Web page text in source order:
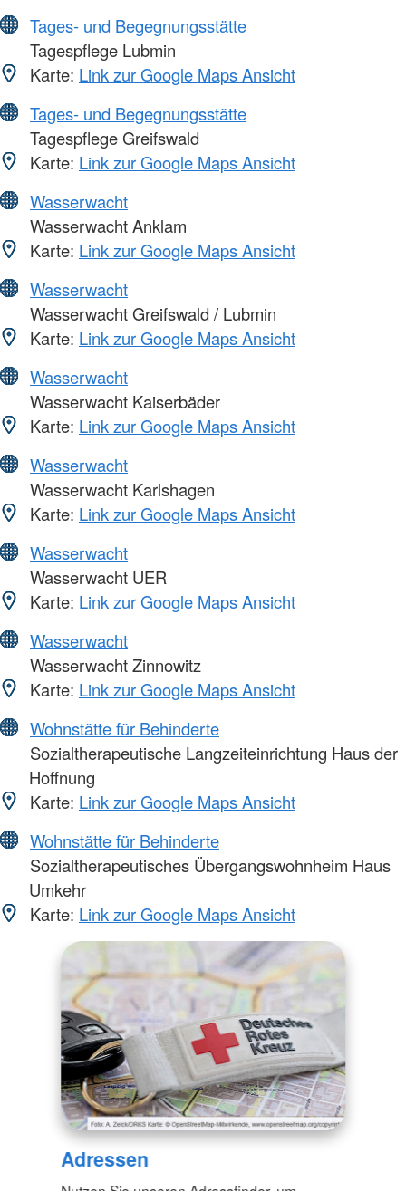
Tages- und Begegnungsstätte
Tagespflege Lubmin
Karte: Link zur Google Maps Ansicht
Tages- und Begegnungsstätte
Tagespflege Greifswald
Karte: Link zur Google Maps Ansicht
Wasserwacht
Wasserwacht Anklam
Karte: Link zur Google Maps Ansicht
Wasserwacht
Wasserwacht Greifswald / Lubmin
Karte: Link zur Google Maps Ansicht
Wasserwacht
Wasserwacht Kaiserbäder
Karte: Link zur Google Maps Ansicht
Wasserwacht
Wasserwacht Karlshagen
Karte: Link zur Google Maps Ansicht
Wasserwacht
Wasserwacht UER
Karte: Link zur Google Maps Ansicht
Wasserwacht
Wasserwacht Zinnowitz
Karte: Link zur Google Maps Ansicht
Wohnstätte für Behinderte
Sozialtherapeutische Langzeiteinrichtung Haus der
Hoffnung
Karte: Link zur Google Maps Ansicht
Wohnstätte für Behinderte
Sozialtherapeutisches Übergangswohnheim Haus
Umkehr
Karte: Link zur Google Maps Ansicht
Adressen